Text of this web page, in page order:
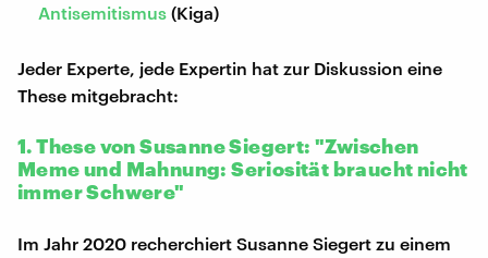
Antisemitismus (Kiga)
Jeder Experte, jede Expertin hat zur Diskussion eine
These mitgebracht:
1. These von Susanne Siegert: "Zwischen
Meme und Mahnung: Seriosität braucht nicht
immer Schwere"
Im Jahr 2020 recherchiert Susanne Siegert zu einem